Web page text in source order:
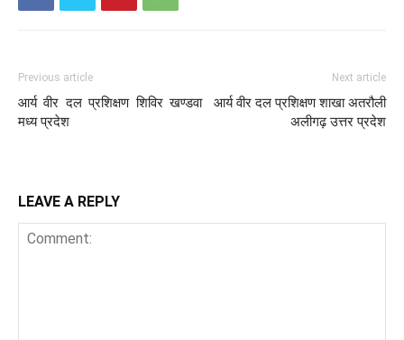
Previous article
आर्य वीर दल प्रशिक्षण शिविर खण्डवा
मध्य प्रदेश
Next article
आर्य वीर दल प्रशिक्षण शाखा अतरौली
अलीगढ़ उत्तर प्रदेश
LEAVE A REPLY